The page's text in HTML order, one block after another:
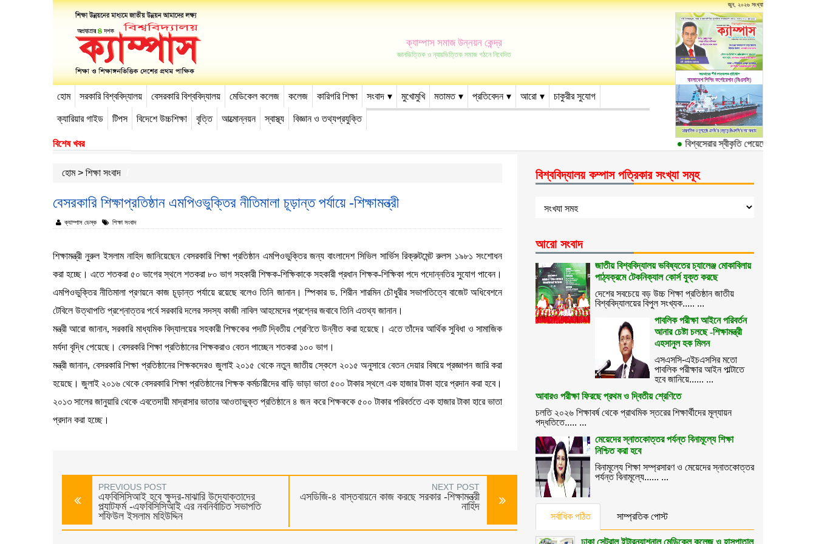
ক্যাম্পাস সমাজ উন্নয়ন কেন্দ্র
জ্ঞানভিত্তিক ও ন্যায়ভিত্তিক সমাজ গঠনে নিবেদিত
জুন, ২০২৬ সংখ্যা
হোম সরকারি বিশ্ববিদ্যালয় বেসরকারি বিশ্ববিদ্যালয় মেডিকেল কলেজ কলেজ কারিগরি শিক্ষা সংবাদ মুখোমুখি মতামত প্রতিবেদন আরো চাকুরীর সুযোগ
ক্যারিয়ার গাইড টিপস বিদেশে উচ্চশিক্ষা বৃত্তি আত্মোন্নয়ন স্বাস্থ্য বিজ্ঞান ও তথ্যপ্রযুক্তি
-->
বিশেষ খবর বিশ্বসেরার স্বীকৃতি পেয়েছে ঢাকা
হোম> শিক্ষা সংবাদ
বেসরকারি শিক্ষাপ্রতিষ্ঠান এমপিওভুক্তির নীতিমালা চূড়ান্ত পর্যায়ে -শিক্ষামন্ত্রী
ক্যাম্পাস ডেস্ক শিক্ষা সংবাদ
শিক্ষামন্ত্রী নুরুল ইসলাম নাহিদ জানিয়েছেন বেসরকারি শিক্ষা প্রতিষ্ঠান এমপিওভুক্তির জন্য বাংলাদেশ সিভিল সার্ভিস রিক্রুটমেন্ট রুলস ১৯৮১ সংশোধন
করা হচ্ছে। এতে শতকরা ৫০ ভাগের স্থলে শতকরা ৮০ ভাগ সহকারী শিক্ষক-শিক্ষিকাকে সহকারী প্রধান শিক্ষক-শিক্ষিকা পদে পদোন্নতির সুযোগ পাবেন।
এমপিওভুক্তির নীতিমালা প্রণয়নে কাজ চূড়ান্ত পর্যায়ে রয়েছে বলেও তিনি জানান। স্পিকার ড. শিরীন শারমিন চৌধুরীর সভাপতিত্বে বাজেট অধিবেশনে
টেবিলে উত্থাপতি প্রশ্নোত্তর পর্বে সরকারি দলের সদস্য কাজী নাবিল আহমেদের প্রশ্নের জবাবে তিনি এতথ্য জানান।
মন্ত্রী আরো জানান, সরকারি মাধ্যমিক বিদ্যালয়ের সহকারী শিক্ষকের পদটি দ্বিতীয় শ্রেণিতে উন্নীত করা হয়েছে। এতে তাঁদের আর্থিক সুবিধা ও সামাজিক
মর্যদা বৃদ্ধি পেয়েছে। বেসরকরি শিক্ষা প্রতিষ্ঠানের শিক্ষকরাও বেতন পাচ্ছেন শতকরা ১০০ ভাগ।
মন্ত্রী জানান, বেসরকারি শিক্ষা প্রতিষ্ঠানের শিক্ষকদেরও জুলাই ২০১৫ থেকে নতুন জাতীয় স্কেলে ২০১৫ অনুসারে বেতন দেয়ার বিষয়ে প্রজ্ঞাপন জারি করা
হয়েছে। জুলাই ২০১৬ থেকে বেসরকারি শিক্ষা প্রতিষ্ঠানের শিক্ষক কর্মচারীদের বাড়ি ভাড়া ভাতা ৫০০ টাকার স্থলে এক হাজার টাকা হারে প্রদান করা হবে।
২০১৩ সালের জানুয়ারি থেকে এবতেদায়ী মাদ্রাসার ভাতার আওতাভুক্ত প্রতিষ্ঠানে ৪ জন করে শিক্ষককে ৫০০ টাকার পরিবর্ততে এক হাজার টাকা হারে ভাতা
প্রদান করা হচ্ছে।
PREVIOUS POST
এফবিসিসিআই হবে ক্ষুদ্র-মাঝারি উদ্যোক্তাদের
প্ল্যাটফর্ম -এফবিসিসিআই এর নবনির্বাচিত সভাপতি
শফিউল ইসলাম মহিউদ্দিন
NEXT POST
এসডিজি-৪ বাস্তবায়নে কাজ করছে সরকার -শিক্ষামন্ত্রী
নাহিদ
বিশ্ববিদ্যালয় কম্পাস পত্রিকার সংখ্যা সমূহ
আরো সংবাদ
জাতীয় বিশ্ববিদ্যালয় ভবিষ্যতের চ্যালেঞ্জ মোকাবিলায়
পাঠ্যক্রমে টেকনিক্যাল কোর্স যুক্ত করছে
দেশের সবচেয়ে বড় উচ্চ শিক্ষা প্রতিষ্ঠান জাতীয়
বিশ্ববিদ্যালয়ের বিপুল সংখ্যক..... ...
পাবলিক পরীক্ষা আইনে পরিবর্তন
আনার চেষ্টা চলছে -শিক্ষামন্ত্রী
এহসানুল হক মিলন
এসএসসি-এইচএসসির মতো
পাবলিক পরীক্ষার আইন পাল্টাতে
হবে জানিয়ে...... ...
আবারও পরীক্ষা ফিরছে প্রথম ও দ্বিতীয় শ্রেণিতে
চলতি ২০২৬ শিক্ষাবর্ষ থেকে প্রাথমিক স্তরের শিক্ষার্থীদের মূল্যায়ন
পদ্ধতিতে..... ...
মেয়েদের স্নাতকোত্তর পর্যন্ত বিনামূল্যে শিক্ষা
নিশ্চিত করা হবে
বিনামূল্যে শিক্ষা সম্প্রসারণ ও মেয়েদের স্নাতকোত্তর
পর্যন্ত বিনামূল্যে...... ...
সর্বাধিক পঠিত সাম্প্রতিক পোস্ট
ঢাকা সেন্ট্রাল ইন্টারন্যাশনাল মেডিকেল কলেজ ও হাসপাতাল